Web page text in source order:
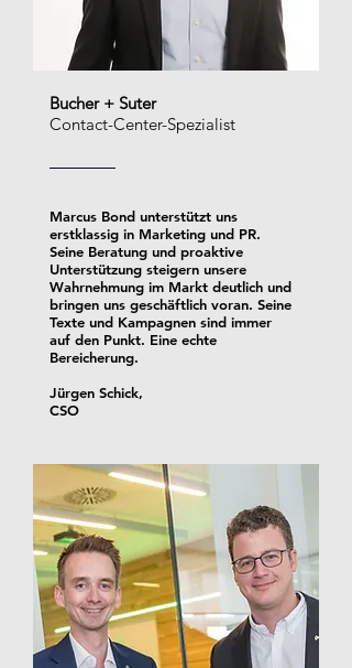
Bucher + Suter
Contact-Center-Spezialist
Marcus Bond unterstützt uns
erstklassig in Marketing und PR.
Seine Beratung und proaktive
Unterstützung steigern unsere
Wahrnehmung im Markt deutlich und
bringen uns geschäftlich voran. Seine
Texte und Kampagnen sind immer
auf den Punkt. Eine echte
Bereicherung.
Jürgen Schick,
CSO